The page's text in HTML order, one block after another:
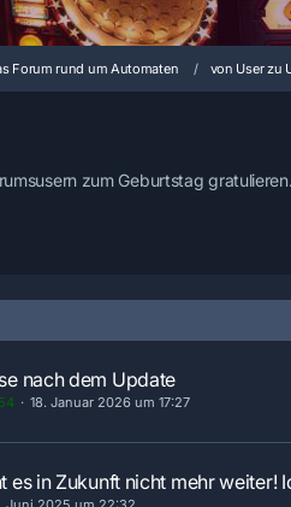
Forum rund um Automaten von User zu
zum Geburtstag gratulieren.
nach dem Update
18. Januar 2026 um 17:27
es in Zukunft nicht mehr weiter!